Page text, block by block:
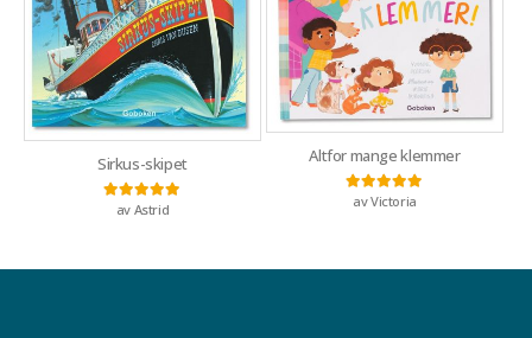
Sirkus-skipet
Vurdert5
av Astrid
Altfor mange klemmer
Vurdert5av 5
av Victoria